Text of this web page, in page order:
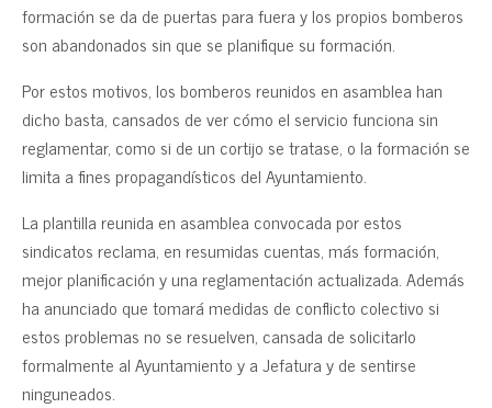
formación se da de puertas para fuera y los propios bomberos
son abandonados sin que se planifique su formación.
Por estos motivos, los bomberos reunidos en asamblea han
dicho basta, cansados de ver cómo el servicio funciona sin
reglamentar, como si de un cortijo se tratase, o la formación se
limita a fines propagandísticos del Ayuntamiento.
La plantilla reunida en asamblea convocada por estos
sindicatos reclama, en resumidas cuentas, más formación,
mejor planificación y una reglamentación actualizada. Además
ha anunciado que tomará medidas de conflicto colectivo si
estos problemas no se resuelven, cansada de solicitarlo
formalmente al Ayuntamiento y a Jefatura y de sentirse
ninguneados.